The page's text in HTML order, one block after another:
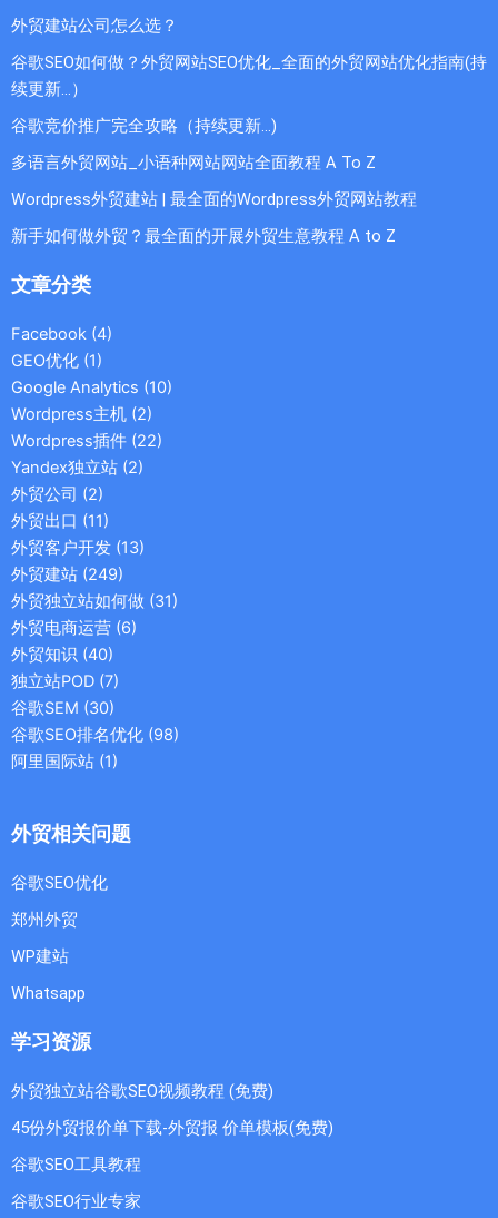
外贸建站公司怎么选？
谷歌SEO如何做？外贸网站SEO优化_全面的外贸网站优化指南(持
续更新...）
谷歌竞价推广完全攻略（持续更新…)
多语言外贸网站_小语种网站网站全面教程 A To Z
Wordpress外贸建站 | 最全面的Wordpress外贸网站教程
新手如何做外贸？最全面的开展外贸生意教程 A to Z
文章分类
Facebook (4)
GEO优化 (1)
Google Analytics (10)
Wordpress主机 (2)
Wordpress插件 (22)
Yandex独立站 (2)
外贸公司 (2)
外贸出口 (11)
外贸客户开发 (13)
外贸建站 (249)
外贸独立站如何做 (31)
外贸电商运营 (6)
外贸知识 (40)
独立站POD (7)
谷歌SEM (30)
谷歌SEO排名优化 (98)
阿里国际站 (1)
外贸相关问题
谷歌SEO优化
郑州外贸
WP建站
Whatsapp
学习资源
外贸独立站谷歌SEO视频教程 (免费)
45份外贸报价单下载-外贸报 价单模板(免费)
谷歌SEO工具教程
谷歌SEO行业专家